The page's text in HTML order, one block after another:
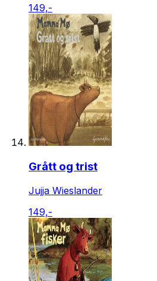
149,-
Grått og trist
Jujja Wieslander
149,-